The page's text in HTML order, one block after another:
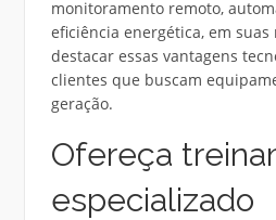
monitoramento remoto,
eficiência energética, em suas
destacar essas vantagens
clientes que buscam
geração.
Ofereça
especializado